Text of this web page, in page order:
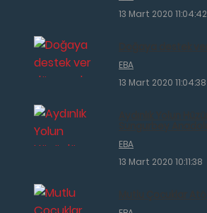
13 Mart 2020 11:04:42
EBA
13 Mart 2020 11:04:38
EBA
13 Mart 2020 10:11:38